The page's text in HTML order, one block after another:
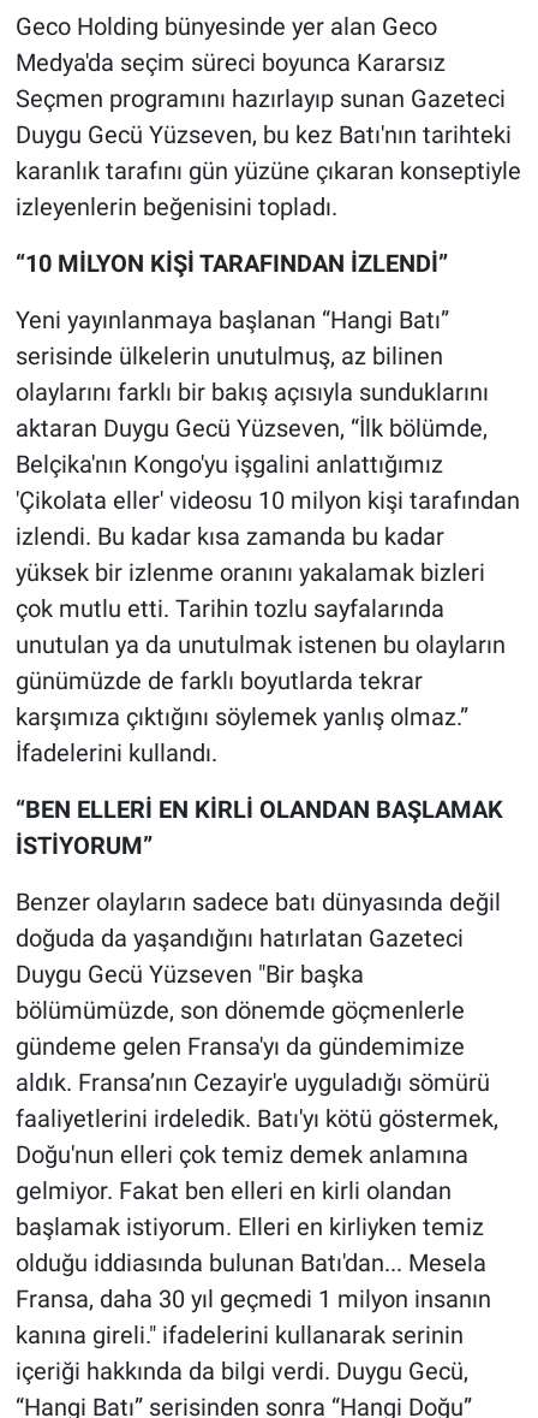
Geco Holding bünyesinde yer alan Geco
Medya'da seçim süreci boyunca Kararsız
Seçmen programını hazırlayıp sunan Gazeteci
Duygu Gecü Yüzseven, bu kez Batı'nın tarihteki
karanlık tarafını gün yüzüne çıkaran konseptiyle
izleyenlerin beğenisini topladı.
“10 MİLYON KİŞİ TARAFINDAN İZLENDİ”
Yeni yayınlanmaya başlanan “Hangi Batı”
serisinde ülkelerin unutulmuş, az bilinen
olaylarını farklı bir bakış açısıyla sunduklarını
aktaran Duygu Gecü Yüzseven, “İlk bölümde,
Belçika'nın Kongo'yu işgalini anlattığımız
'Çikolata eller' videosu 10 milyon kişi tarafından
izlendi. Bu kadar kısa zamanda bu kadar
yüksek bir izlenme oranını yakalamak bizleri
çok mutlu etti. Tarihin tozlu sayfalarında
unutulan ya da unutulmak istenen bu olayların
günümüzde de farklı boyutlarda tekrar
karşımıza çıktığını söylemek yanlış olmaz.”
İfadelerini kullandı.
“BEN ELLERİ EN KİRLİ OLANDAN BAŞLAMAK
İSTİYORUM”
Benzer olayların sadece batı dünyasında değil
doğuda da yaşandığını hatırlatan Gazeteci
Duygu Gecü Yüzseven "Bir başka
bölümümüzde, son dönemde göçmenlerle
gündeme gelen Fransa'yı da gündemimize
aldık. Fransa’nın Cezayir'e uyguladığı sömürü
faaliyetlerini irdeledik. Batı'yı kötü göstermek,
Doğu'nun elleri çok temiz demek anlamına
gelmiyor. Fakat ben elleri en kirli olandan
başlamak istiyorum. Elleri en kirliyken temiz
olduğu iddiasında bulunan Batı'dan... Mesela
Fransa, daha 30 yıl geçmedi 1 milyon insanın
kanına gireli." ifadelerini kullanarak serinin
içeriği hakkında da bilgi verdi. Duygu Gecü,
“Hangi Batı” serisinden sonra “Hangi Doğu”